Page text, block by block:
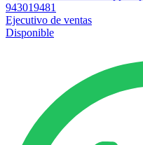
943019481
Ejecutivo de ventas
Disponible